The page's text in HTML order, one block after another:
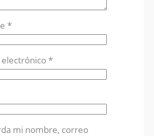
*
*
mi nombre, correo